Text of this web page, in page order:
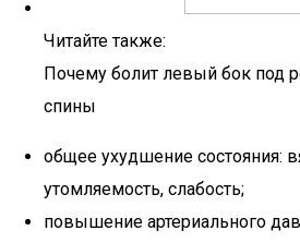
Читайте также:
Почему болит левый бок под
спины
общее ухудшение состояния:
утомляемость, слабость;
повышение артериального